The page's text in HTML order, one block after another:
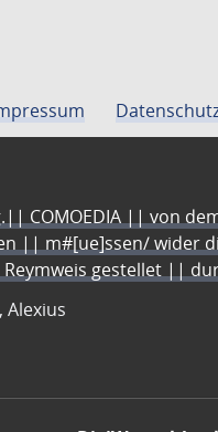
COMOEDIA || von
|| m#[ue]ssen/ wider
gestellet ||
Alexius